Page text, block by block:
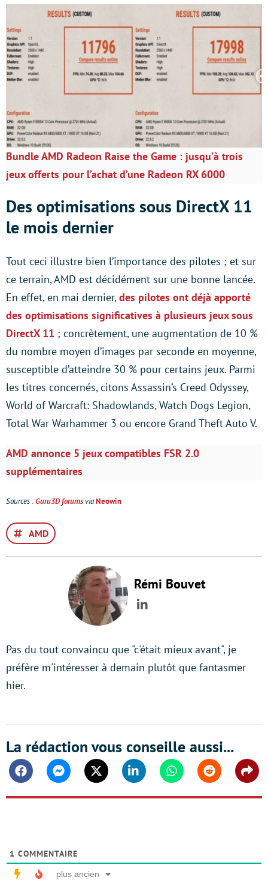
Bundle AMD Radeon Raise the Game : jusqu’à trois
jeux offerts pour l’achat d’une Radeon RX 6000
Des optimisations sous DirectX 11
le mois dernier
Tout ceci illustre bien l’importance des pilotes ; et sur
ce terrain, AMD est décidément sur une bonne lancée.
En effet, en mai dernier,des pilotes ont déjà apporté
des optimisations significatives à plusieurs jeux sous
DirectX 11 ; concrètement, une augmentation de 10 %
du nombre moyen d’images par seconde en moyenne,
susceptible d’atteindre 30 % pour certains jeux. Parmi
les titres concernés, citons Assassin’s Creed Odyssey,
World of Warcraft: Shadowlands, Watch Dogs Legion,
Total War Warhammer 3 ou encore Grand Theft Auto V.
AMD annonce 5 jeux compatibles FSR 2.0
supplémentaires
Sources :Guru3D forumsviaNeowin
AMD
Rémi Bouvet
LinkedIn
Pas du tout convaincu que "c'était mieux avant", je
préfère m'intéresser à demain plutôt que fantasmer
hier.
La rédaction vous conseille aussi...
FacebookMessengerTwitter Linkedin WhatsappReddit
1 COMMENTAIRE
plus ancien